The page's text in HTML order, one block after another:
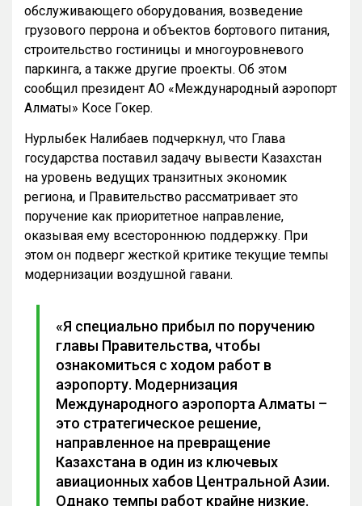
обслуживающего оборудования, возведение
грузового перрона и объектов бортового питания,
строительство гостиницы и многоуровневого
паркинга, а также другие проекты. Об этом
сообщил президент АО «Международный аэропорт
Алматы» Косе Гокер.
Нурлыбек Налибаев подчеркнул, что Глава
государства поставил задачу вывести Казахстан
на уровень ведущих транзитных экономик
региона, и Правительство рассматривает это
поручение как приоритетное направление,
оказывая ему всестороннюю поддержку. При
этом он подверг жесткой критике текущие темпы
модернизации воздушной гавани.
«Я специально прибыл по поручению
главы Правительства, чтобы
ознакомиться с ходом работ в
аэропорту. Модернизация
Международного аэропорта Алматы –
это стратегическое решение,
направленное на превращение
Казахстана в один из ключевых
авиационных хабов Центральной Азии.
Однако темпы работ крайне низкие.